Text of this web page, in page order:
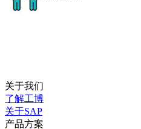
关于我们
了解工博
关于SAP
产品方案